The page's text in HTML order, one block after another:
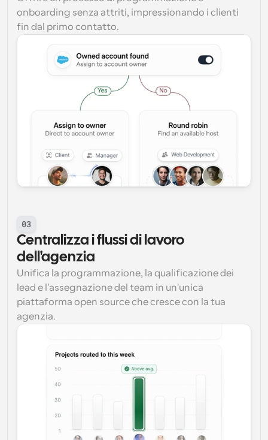
onboarding senza attriti, impressionando i clienti
fin dal primo contatto.
03
Centralizza i flussi di lavoro
dell'agenzia
Unifica la programmazione, la qualificazione dei
lead e l'assegnazione del team in un'unica
piattaforma open source che cresce con la tua
agenzia.